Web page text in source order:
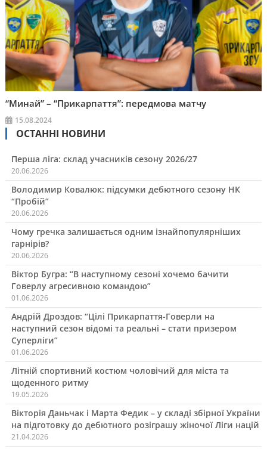
“Минай” – “Прикарпаття”: передмова матчу
15.08.2024
ОСТАННІ НОВИНИ
Перша ліга: склад учасників сезону 2026/27
20.06.2026
Володимир Ковалюк: підсумки дебютного сезону НК
“Пробій”
20.06.2026
Чому гречка залишається одним ізнайпопулярніших
гарнірів?
20.06.2026
Віктор Бугра: “В наступному сезоні хочемо бачити
Говерлу агресивною командою”
01.06.2026
Андрій Дроздов: “Цілі Прикарпаття-Говерли на
наступний сезон відомі та реальні – стати призером
Суперліги”
01.06.2026
Літній спортивний костюм чоловічий для міста та
щоденного ритму
19.05.2026
Вікторія Даньчак і Марта Федик – у складі збірної України
на підготовку до дебютного розіграшу жіночої Ліги націй
21.04.2026